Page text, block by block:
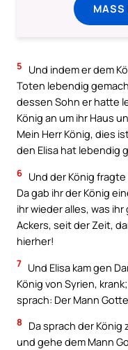
5
Und indem er dem
Toten lebendig
dessen Sohn er hatte
König an um ihr Haus
Mein Herr König, dies
den Elisa hat lebendig
6 Und der König
Da gab ihr der König
ihr wieder alles, was
Ackers, seit der Zeit,
hierher!
7 Und Elisa kam gen
König von Syrien,
sprach: Der Mann
8
Da sprach der König
und gehe dem Mann